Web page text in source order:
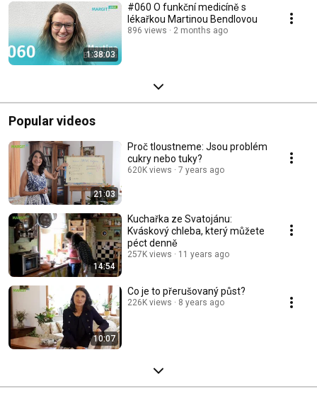
1:38:03
#060 O funkční medicíně s
lékařkou Martinou Bendlovou
896 views 2 months ago
Popular videos
21:03
Proč tloustneme: Jsou problém
cukry nebo tuky?
620K views 7 years ago
14:54
Kuchařka ze Svatojánu:
Kváskový chleba, který můžete
péct denně
257K views 11 years ago
10:07
Co je to přerušovaný půst?
226K views 8 years ago